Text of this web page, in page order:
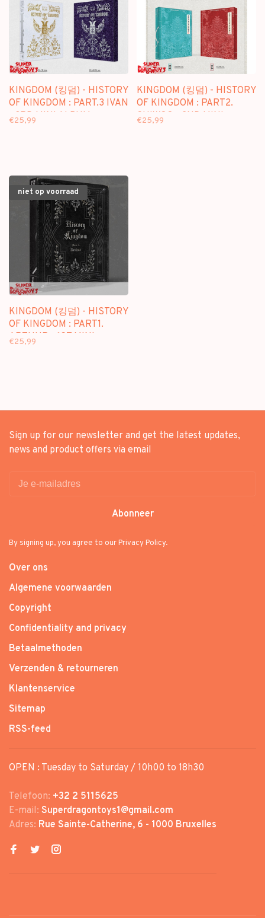
KINGDOM (킹덤) - HISTORY
OF KINGDOM : PART.3 IVAN
- 3RD MINI ALBUM
€25,99
KINGDOM (킹덤) - HISTORY
OF KINGDOM : PART2.
CHIWOO - 2ND MINI
€25,99
niet op voorraad
KINGDOM (킹덤) - HISTORY
OF KINGDOM : PART1.
ARTHUR - 1ST MINI
€25,99
Sign up for our newsletter and get the latest updates,
news and product offers via email
Abonneer
By signing up, you agree to our Privacy Policy.
Over ons
Algemene voorwaarden
Copyright
Confidentiality and privacy
Betaalmethoden
Verzenden & retourneren
Klantenservice
Sitemap
RSS-feed
OPEN : Tuesday to Saturday / 10h00 to 18h30
Telefoon: +32 2 5115625
E-mail: Superdragontoys1@gmail.com
Adres: Rue Sainte-Catherine, 6 - 1000 Bruxelles